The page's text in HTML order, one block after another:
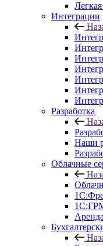
Интеграции
Разработка
Наши
Облачные